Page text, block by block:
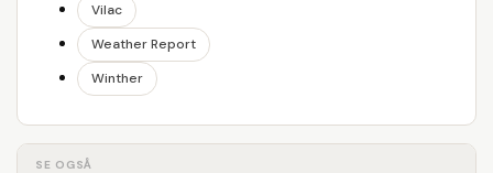
Vilac
Weather Report
Winther
SE OGSÅ